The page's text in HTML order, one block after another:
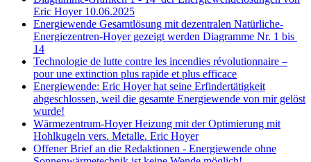
Eric Hoyer 10.06.2025
Energiewende Gesamtlösung mit dezentralen Natürliche-
Energiezentren-Hoyer gezeigt werden Diagramme Nr. 1 bis
14
Technologie de lutte contre les incendies révolutionnaire –
pour une extinction plus rapide et plus efficace
Energiewende: Eric Hoyer hat seine Erfindertätigkeit
abgeschlossen, weil die gesamte Energiewende von mir gelöst
wurde!
Wärmezentrum-Hoyer Heizung mit der Optimierung mit
Hohlkugeln vers. Metalle. Eric Hoyer
Offener Brief an die Redaktionen - Energiewende ohne